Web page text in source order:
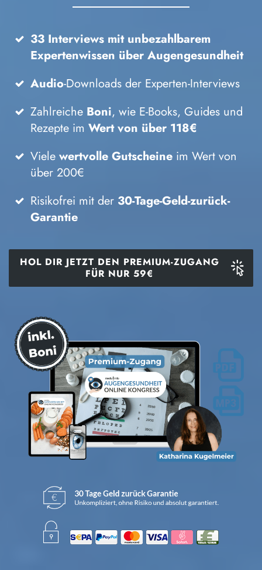
33 Interviews mit unbezahlbarem
Expertenwissen über Augengesundheit
Audio-Downloads der Experten-Interviews
Zahlreiche Boni, wie E-Books, Guides und
Rezepte im Wert von über 118€
Viele wertvolle Gutscheine im Wert von
über 200€
Risikofrei mit der 30-Tage-Geld-zurück-
Garantie
HOL DIR JETZT DEN PREMIUM-ZUGANG
FÜR NUR 59€